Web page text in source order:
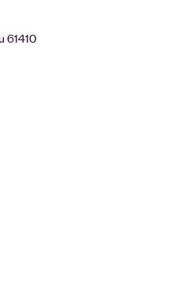
61410